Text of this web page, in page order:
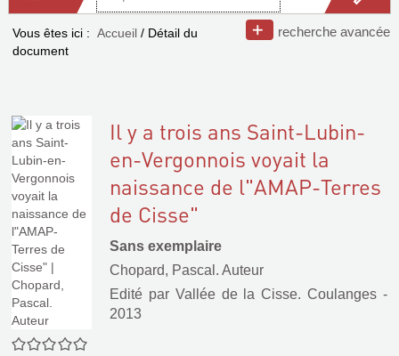
recherche avancée
Vous êtes ici : Accueil / Détail du
document
0/5
Il y a trois ans Saint-Lubin-
en-Vergonnois voyait la
naissance de l"AMAP-Terres
de Cisse"
Sans exemplaire
Chopard, Pascal. Auteur
Edité par Vallée de la Cisse. Coulanges -
2013